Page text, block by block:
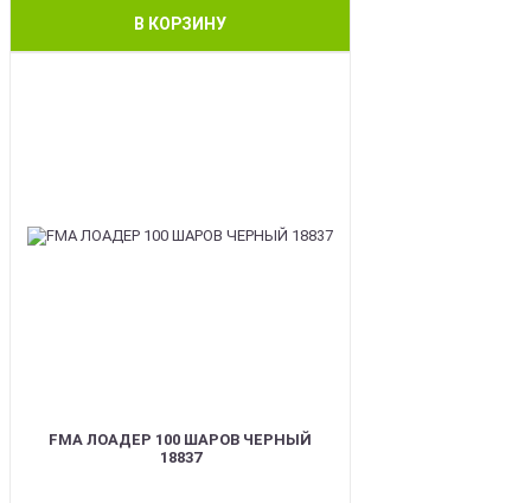
В КОРЗИНУ
FMA ЛОАДЕР 100 ШАРОВ ЧЕРНЫЙ
18837